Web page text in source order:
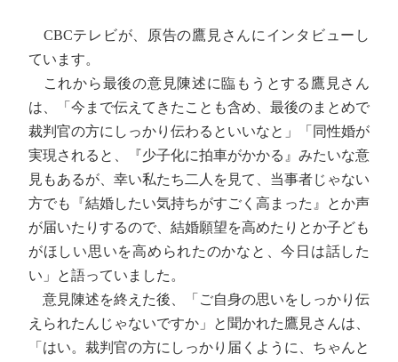
CBCテレビが、原告の鷹見さんにインタビューし
ています。
これから最後の意見陳述に臨もうとする鷹見さん
は、「今まで伝えてきたことも含め、最後のまとめで
裁判官の方にしっかり伝わるといいなと」「同性婚が
実現されると、『少子化に拍車がかかる』みたいな意
見もあるが、幸い私たち二人を見て、当事者じゃない
方でも『結婚したい気持ちがすごく高まった』とか声
が届いたりするので、結婚願望を高めたりとか子ども
がほしい思いを高められたのかなと、今日は話した
い」と語っていました。
意見陳述を終えた後、「ご自身の思いをしっかり伝
えられたんじゃないですか」と聞かれた鷹見さんは、
「はい。裁判官の方にしっかり届くように、ちゃんと